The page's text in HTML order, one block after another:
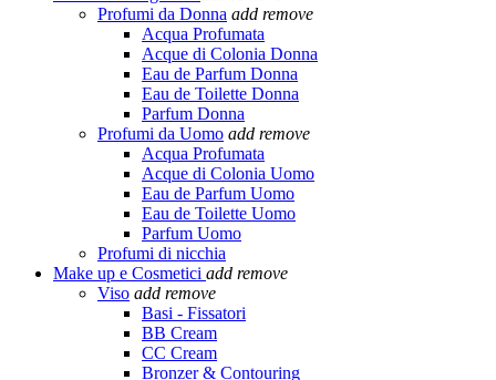
Profumi da Donna add remove
Acqua Profumata
Acque di Colonia Donna
Eau de Parfum Donna
Eau de Toilette Donna
Parfum Donna
Profumi da Uomo add remove
Acqua Profumata
Acque di Colonia Uomo
Eau de Parfum Uomo
Eau de Toilette Uomo
Parfum Uomo
Profumi di nicchia
Make up e Cosmetici add remove
Viso add remove
Basi - Fissatori
BB Cream
CC Cream
Bronzer & Contouring